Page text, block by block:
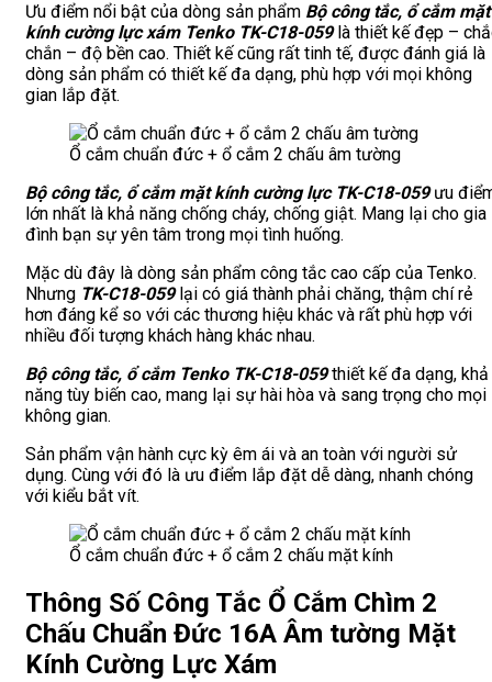
Ưu điểm nổi bật của dòng sản phẩm Bộ công tắc, ổ cắm mặt
kính cường lực xám Tenko TK-C18-059là thiết kế đẹp –
chắn – độ bền cao. Thiết kế cũng rất tinh tế, được đánh giá là
dòng sản phẩm có thiết kế đa dạng, phù hợp với mọi không
gian lắp đặt.
Ổ cắm chuẩn đức + ổ cắm 2 chấu âm tường
Bộ công tắc, ổ cắm mặt kính cường lực TK-C18-059ưu
lớn nhất là khả năng chống cháy, chống giật. Mang lại cho gia
đình bạn sự yên tâm trong mọi tình huống.
Mặc dù đây là dòng sản phẩm công tắc cao cấp của Tenko.
Nhưng TK-C18-059lại có giá thành phải chăng, thậm chí rẻ
hơn đáng kể so với các thương hiệu khác và rất phù hợp với
nhiều đối tượng khách hàng khác nhau.
Bộ công tắc, ổ cắm Tenko TK-C18-059thiết kế đa dạng, khả
năng tùy biến cao, mang lại sự hài hòa và sang trọng cho mọi
không gian.
Sản phẩm vận hành cực kỳ êm ái và an toàn với người sử
dụng. Cùng với đó là ưu điểm lắp đặt dễ dàng, nhanh chóng
với kiểu bắt vít.
Ổ cắm chuẩn đức + ổ cắm 2 chấu mặt kính
Thông Số Công Tắc Ổ Cắm Chìm 2
Chấu Chuẩn Đức 16A Âm tường Mặt
Kính Cường Lực Xám